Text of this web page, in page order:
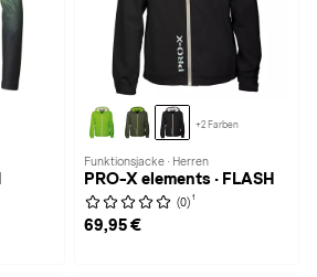
+2 Farben
Funktionsjacke · Herren
PRO-X elements · FLASH
(0) 1
69,95 €